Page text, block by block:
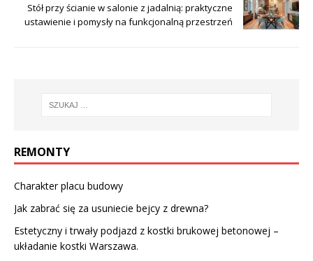
Stół przy ścianie w salonie z jadalnią: praktyczne
ustawienie i pomysły na funkcjonalną przestrzeń
REMONTY
Charakter placu budowy
Jak zabrać się za usuniecie bejcy z drewna?
Estetyczny i trwały podjazd z kostki brukowej betonowej –
układanie kostki Warszawa.